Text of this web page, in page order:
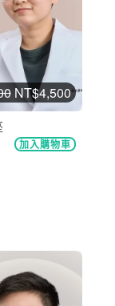
NT$4,500
加入購物車